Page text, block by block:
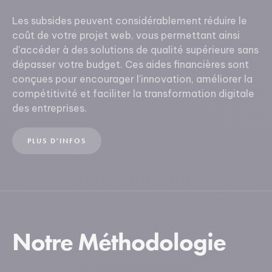
Les subsides peuvent considérablement réduire le
coût de votre projet web, vous permettant ainsi
d'accéder à des solutions de qualité supérieure sans
dépasser votre budget. Ces aides financières sont
conçues pour encourager l'innovation, améliorer la
compétitivité et faciliter la transformation digitale
des entreprises.
PLUS D'INFOS
Notre Méthodologie